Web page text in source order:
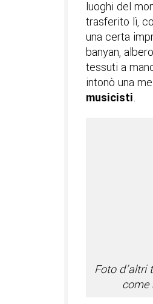
luoghi del
trasferito lì,
una certa
banyan,
tessuti a
intonò una
musicisti.
Foto d’altri
come